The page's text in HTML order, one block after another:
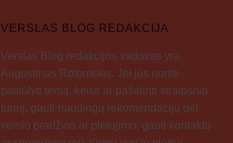
VERSLAS BLOG REDAKCIJA
Verslas Blog redakcijos vadovas yra
Augustinas Rotomskis. Jei jūs norite
pasiūlyti temą, keisti ar pašalinti straipsnio
turinį, gauti naudingų rekomendacijų dėl
verslo pradžios ar plėtojimo, gauti kontaktų